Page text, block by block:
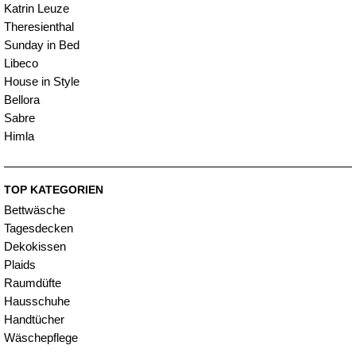
Katrin Leuze
Theresienthal
Sunday in Bed
Libeco
House in Style
Bellora
Sabre
Himla
TOP KATEGORIEN
Bettwäsche
Tagesdecken
Dekokissen
Plaids
Raumdüfte
Hausschuhe
Handtücher
Wäschepflege